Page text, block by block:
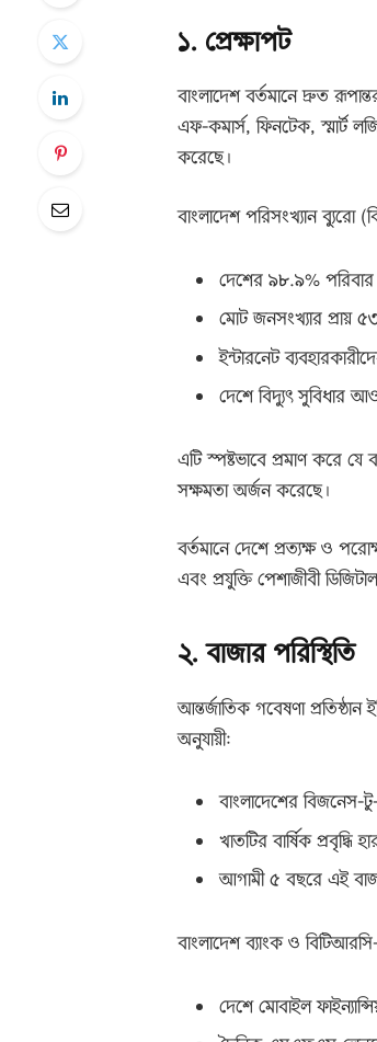
১. প্রেক্ষাপট
বাংলাদেশ বর্তমানে দ্রুত
এফ-কমার্স, ফিনটেক, স্মার্ট
করেছে।
বাংলাদেশ পরিসংখ্যান ব্যুরো
দেশের ৯৮.৯%
মোট জনসংখ্যার প্রায়
ইন্টারনেট
দেশে বিদ্যুৎ সুবিধার
এটি স্পষ্টভাবে প্রমাণ করে
সক্ষমতা অর্জন করেছে।
বর্তমানে দেশে প্রত্যক্ষ ও
এবং প্রযুক্তি পেশাজীবী
২. বাজার পরিস্থিতি
আন্তর্জাতিক গবেষণা
অনুযায়ী:
বাংলাদেশের বিজনেস-
খাতটির বার্ষিক প্রবৃদ্ধি
আগামী ৫ বছরে এই
বাংলাদেশ ব্যাংক ও
দেশে মোবাইল